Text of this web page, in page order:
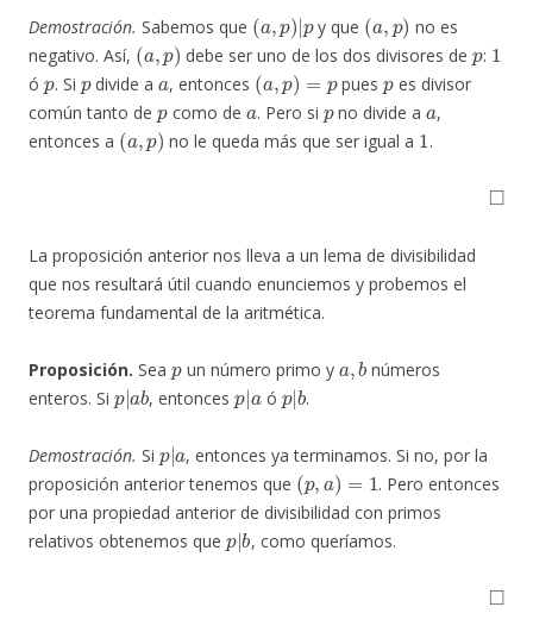
Demostración. Sabemos que
(a ) |
y que
(a )
no es
negativo. Así,
(a,p)
debe ser uno de los dos divisores de :
ó
p
. Si
p
divide a
a
, entonces
(a,p )=p
pues
p
es divisor
común tanto de
p
como de
a
. Pero si
p
no divide a
a
,
entonces a
(a,p)
no le queda más que ser igual a
1
.
◻
La proposición anterior nos lleva a un lema de divisibilidad
que nos resultará útil cuando enunciemos y probemos el
teorema fundamental de la aritmética.
Proposición. Sea un número primo y
b
números
enteros. Si
p| ab
, entonces
p|a
ó
p|b
.
Demostración. Si
|
, entonces ya terminamos. Si no, por la
proposición anterior tenemos que
(p,a)=1
. Pero entonces
por una propiedad anterior de divisibilidad con primos
relativos obtenemos que
p |b
, como queríamos.
◻